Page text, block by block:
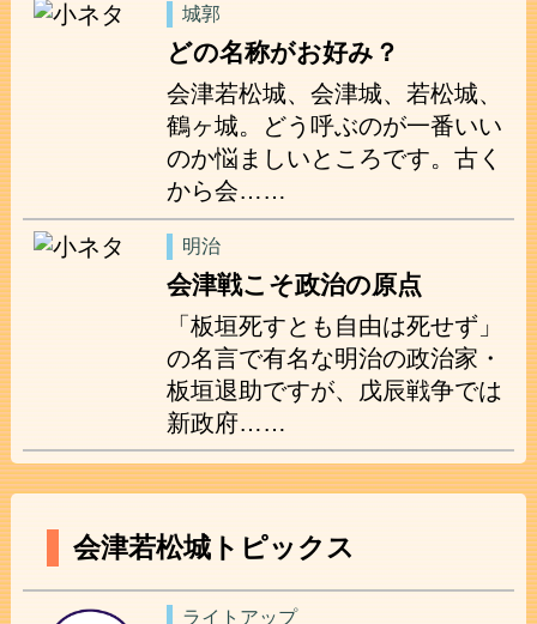
城郭
どの名称がお好み？
会津若松城、会津城、若松城、
鶴ヶ城。どう呼ぶのが一番いい
のか悩ましいところです。古く
から会……
明治
会津戦こそ政治の原点
「板垣死すとも自由は死せず」
の名言で有名な明治の政治家・
板垣退助ですが、戊辰戦争では
新政府……
会津若松城トピックス
ライトアップ